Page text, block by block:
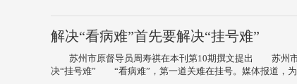
解决“看病难”首先要解决“挂号难”
苏州市原督导员周寿祺在本刊第10期撰文提出 苏州
决“挂号难” “看病难”，第一道关难在挂号。媒体报道，